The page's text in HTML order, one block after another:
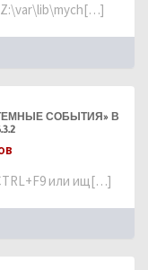
Z:\var\lib\mych[…]
СОБЫТИЯ» В
или ищ[…]